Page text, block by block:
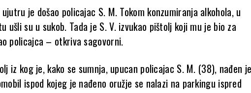
je došao policajac S. M. Tokom konzumiranja alkohola, u
ušli su u sukob. Tada je S. V. izvukao pištolj koji mu je bio za
policajca – otkriva sagovorni.
iz kog je, kako se sumnja, upucan policajac S. M. (38), nađen je
ispod kojeg je nađeno oružje se nalazi na parkingu ispred